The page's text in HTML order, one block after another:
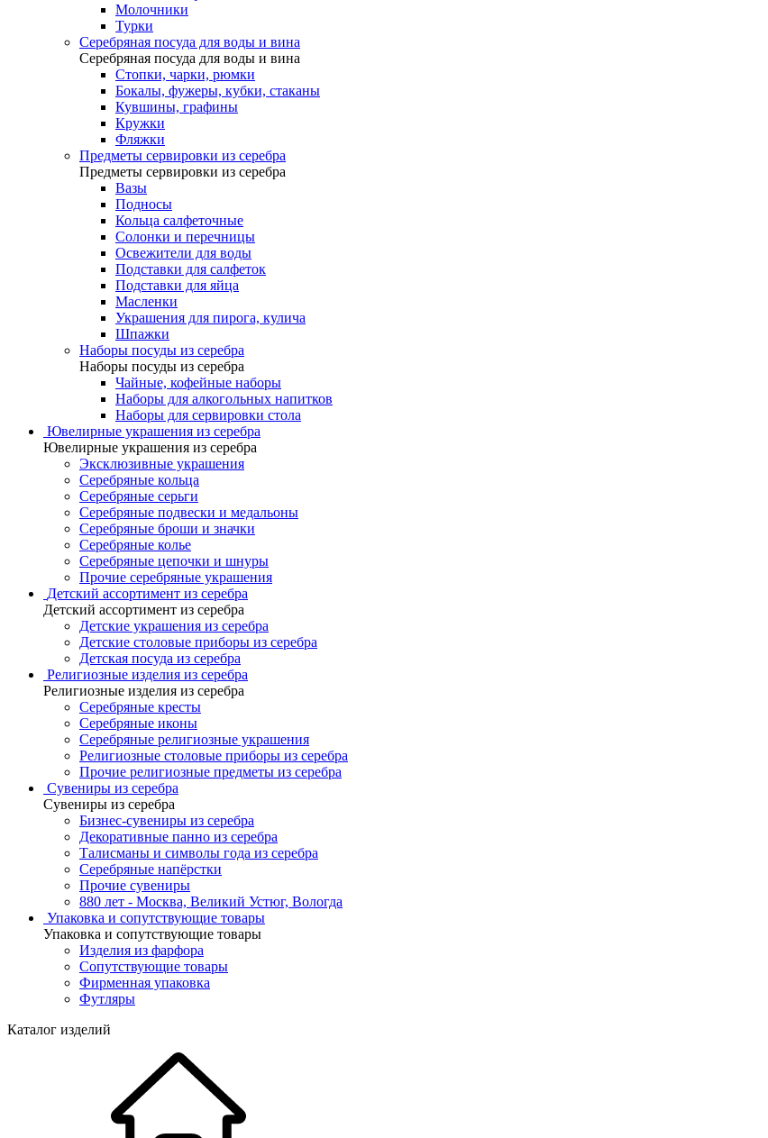
Молочники
Турки
Серебряная посуда для воды и вина
Серебряная посуда для воды и вина
Стопки, чарки, рюмки
Бокалы, фужеры, кубки, стаканы
Кувшины, графины
Кружки
Фляжки
Предметы сервировки из серебра
Предметы сервировки из серебра
Вазы
Подносы
Кольца салфеточные
Солонки и перечницы
Освежители для воды
Подставки для салфеток
Подставки для яйца
Масленки
Украшения для пирога, кулича
Шпажки
Наборы посуды из серебра
Наборы посуды из серебра
Чайные, кофейные наборы
Наборы для алкогольных напитков
Наборы для сервировки стола
Ювелирные украшения из серебра
Ювелирные украшения из серебра
Эксклюзивные украшения
Серебряные кольца
Серебряные серьги
Серебряные подвески и медальоны
Серебряные броши и значки
Серебряные колье
Серебряные цепочки и шнуры
Прочие серебряные украшения
Детский ассортимент из серебра
Детский ассортимент из серебра
Детские украшения из серебра
Детские столовые приборы из серебра
Детская посуда из серебра
Религиозные изделия из серебра
Религиозные изделия из серебра
Серебряные кресты
Серебряные иконы
Серебряные религиозные украшения
Религиозные столовые приборы из серебра
Прочие религиозные предметы из серебра
Сувениры из серебра
Сувениры из серебра
Бизнес-сувениры из серебра
Декоративные панно из серебра
Талисманы и символы года из серебра
Серебряные напёрстки
Прочие сувениры
880 лет - Москва, Великий Устюг, Вологда
Упаковка и сопутствующие товары
Упаковка и сопутствующие товары
Изделия из фарфора
Сопутствующие товары
Фирменная упаковка
Футляры
Каталог изделий